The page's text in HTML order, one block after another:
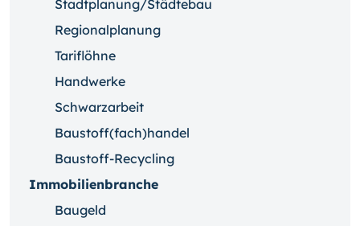
Stadtplanung/Städtebau
Regionalplanung
Tariflöhne
Handwerke
Schwarzarbeit
Baustoff(fach)handel
Baustoff-Recycling
Immobilienbranche
Baugeld